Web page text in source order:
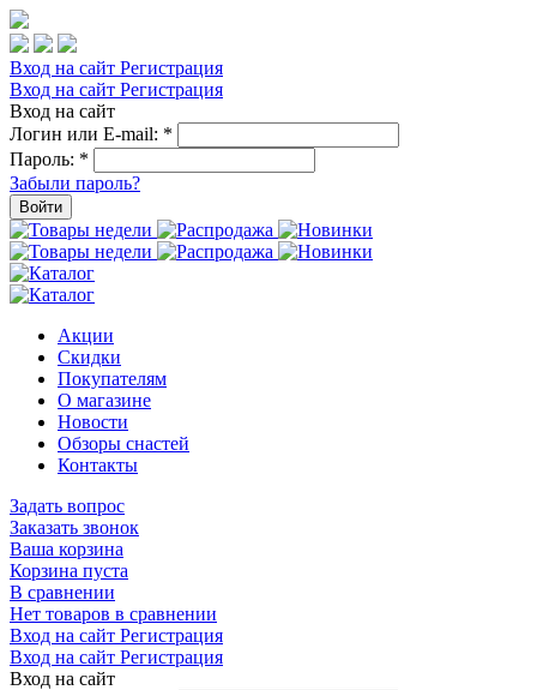
Вход на сайт Регистрация
Вход на сайт Регистрация
Вход на сайт
Логин или E-mail: *
Пароль: *
Забыли пароль?
Войти
Акции
Скидки
Покупателям
О магазине
Новости
Обзоры снастей
Контакты
Задать вопрос
Заказать звонок
Ваша корзина
Корзина пуста
В сравнении
Нет товаров в сравнении
Вход на сайт Регистрация
Вход на сайт Регистрация
Вход на сайт